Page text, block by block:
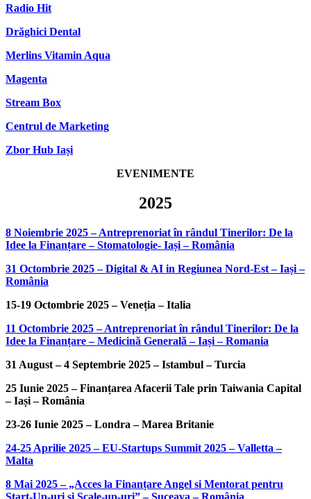
Radio Hit
Drăghici Dental
Merlins Vitamin Aqua
Magenta
Stream Box
Centrul de Marketing
Zbor Hub Iași
EVENIMENTE
2025
8 Noiembrie 2025 – Antreprenoriat în rândul Tinerilor: De la
Idee la Finanțare – Stomatologie- Iași – România
31 Octombrie 2025 – Digital & AI in Regiunea Nord-Est – Iași –
România
15-19 Octombrie 2025 – Veneția – Italia
11 Octombrie 2025 – Antreprenoriat în rândul Tinerilor: De la
Idee la Finanțare – Medicină Generală – Iași – Romania
31 August – 4 Septembrie 2025 – Istambul – Turcia
25 Iunie 2025 – Finanțarea Afacerii Tale prin Taiwania Capital
– Iași – România
23-26 Iunie 2025 – Londra – Marea Britanie
24-25 Aprilie 2025 – EU-Startups Summit 2025 – Valletta –
Malta
8 Mai 2025 – „Acces la Finanțare Angel si Mentorat pentru
Start-Up-uri si Scale-up-uri” – Suceava – România